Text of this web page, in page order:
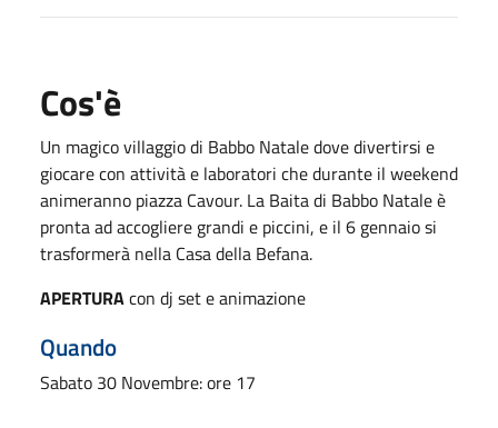
Cos'è
Un magico villaggio di Babbo Natale dove divertirsi e
giocare con attività e laboratori che durante il weekend
animeranno piazza Cavour. La Baita di Babbo Natale è
pronta ad accogliere grandi e piccini, e il 6 gennaio si
trasformerà nella Casa della Befana.
APERTURAcon dj set e animazione
Quando
Sabato 30 Novembre: ore 17